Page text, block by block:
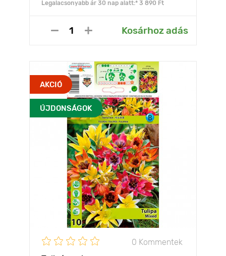
Legalacsonyabb ár 30 nap alatt:* 3 890 Ft
Kosárhoz adás
AKCIÓ
ÚJDONSÁGOK
0 Kommentek